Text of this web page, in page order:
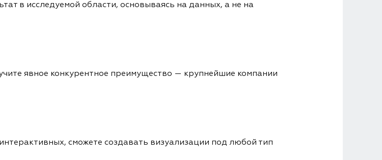
в исследуемой области, основываясь на данных, а не на
явное конкурентное преимущество — крупнейшие компании
сможете создавать визуализации под любой тип